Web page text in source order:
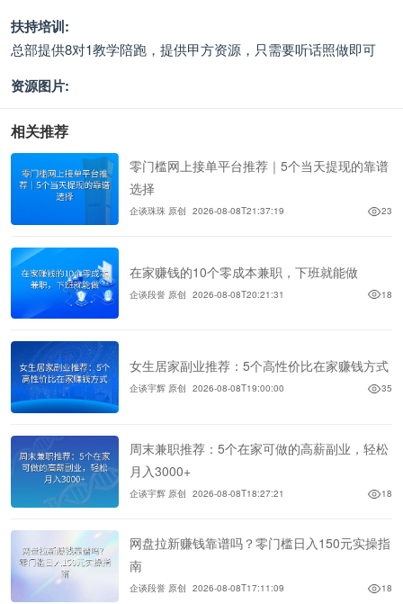
扶持培训:
总部提供8对1教学陪跑，提供甲方资源，只需要听话照做即可
资源图片:
相关推荐
零门槛网上接单平台推荐｜5个当天提现的靠谱
选择
企谈珠珠 原创 2026-08-08T21:37:19 23
在家赚钱的10个零成本兼职，下班就能做
企谈段誉 原创 2026-08-08T20:21:31 18
女生居家副业推荐：5个高性价比在家赚钱方式
企谈宇辉 原创 2026-08-08T19:00:00 35
周末兼职推荐：5个在家可做的高薪副业，轻松
月入3000+
企谈宇辉 原创 2026-08-08T18:27:21 18
网盘拉新赚钱靠谱吗？零门槛日入150元实操指
南
企谈段誉 原创 2026-08-08T17:11:09 18